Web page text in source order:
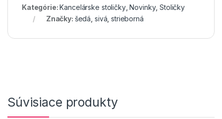
Kategórie:Kancelárske stoličky,Novinky,Stoličky
Značky: šedá sivá ,strieborná
Súvisiace produkty